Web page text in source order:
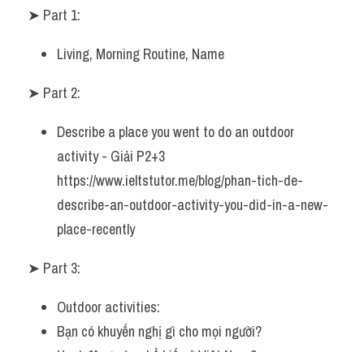
➤ Part 1:
Living, Morning Routine, Name
➤ Part 2:
Describe a place you went to do an outdoor
activity - Giải P2+3
https://www.ieltstutor.me/blog/phan-tich-de-
describe-an-outdoor-activity-you-did-in-a-new-
place-recently
➤ Part 3:
Outdoor activities:
Bạn có khuyến nghị gì cho mọi người?